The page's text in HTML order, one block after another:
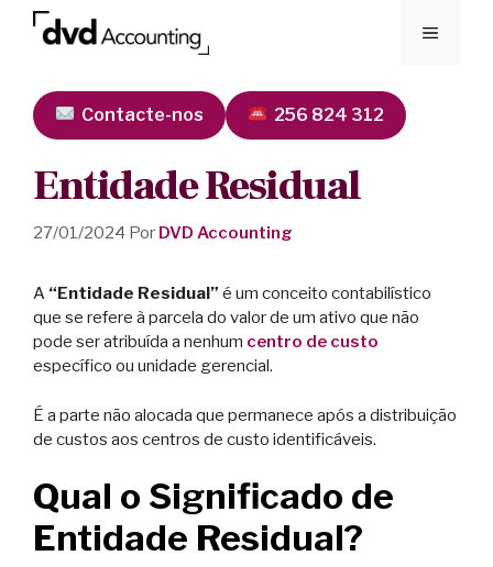
Contacte-nos 256 824 312
Entidade Residual
27/01/2024 Por DVD Accounting
A “Entidade Residual” é um conceito contabilístico
que se refere à parcela do valor de um ativo que não
pode ser atribuída a nenhum centro de custo
específico ou unidade gerencial.
É a parte não alocada que permanece após a distribuição
de custos aos centros de custo identificáveis.
Qual o Significado de
Entidade Residual?